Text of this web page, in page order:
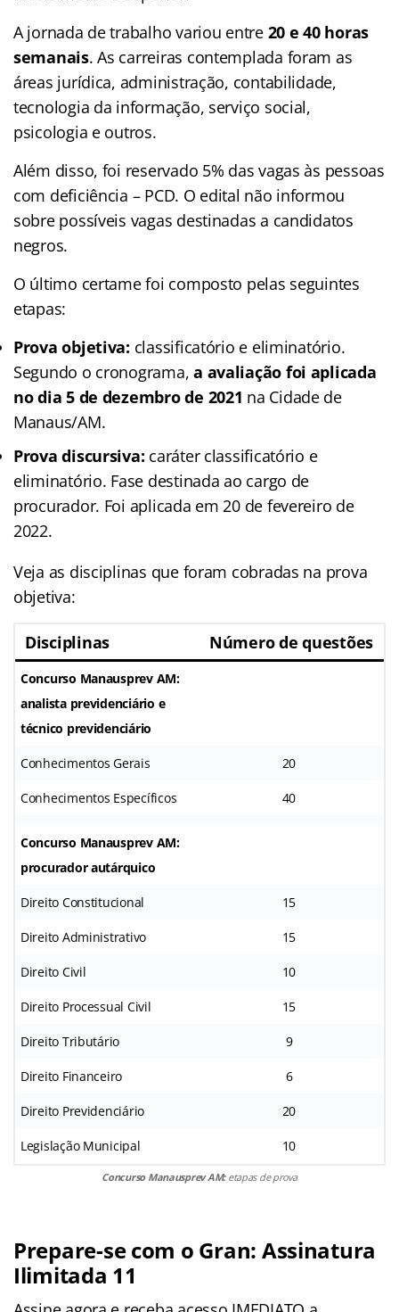
A jornada de trabalho variou entre 20 e 40 horas
semanais. As carreiras contemplada foram as
áreas jurídica, administração, contabilidade,
tecnologia da informação, serviço social,
psicologia e outros.
Além disso, foi reservado 5% das vagas às pessoas
com deficiência – PCD. O edital não informou
sobre possíveis vagas destinadas a candidatos
negros.
O último certame foi composto pelas seguintes
etapas:
Prova objetiva: classificatório e eliminatório.
Segundo o cronograma,a avaliação foi aplicada
no dia 5 de dezembro de 2021 na Cidade de
Manaus/AM.
Prova discursiva: caráter classificatório e
eliminatório. Fase destinada ao cargo de
procurador. Foi aplicada em 20 de fevereiro de
2022.
Veja as disciplinas que foram cobradas na prova
objetiva:
Disciplinas Número de questões
Concurso Manausprev AM:
analista previdenciário e
técnico previdenciário
Conhecimentos Gerais 20
Conhecimentos Específicos 40
Concurso Manausprev AM:
procurador autárquico
Direito Constitucional 15
Direito Administrativo 15
Direito Civil 10
Direito Processual Civil 15
Direito Tributário 9
Direito Financeiro 6
Direito Previdenciário 20
Legislação Municipal 10
Concurso Manausprev AM: etapas de prova
Prepare-se com o Gran: Assinatura
Ilimitada 11